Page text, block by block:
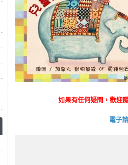
如果有任何疑問，歡迎
電子